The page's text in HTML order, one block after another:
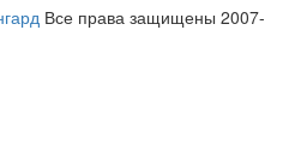
Все права защищены 2007-